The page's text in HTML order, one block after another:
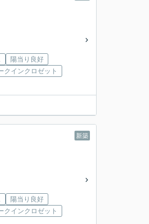
陽当り良好
クインクロゼット
新築
陽当り良好
クインクロゼット